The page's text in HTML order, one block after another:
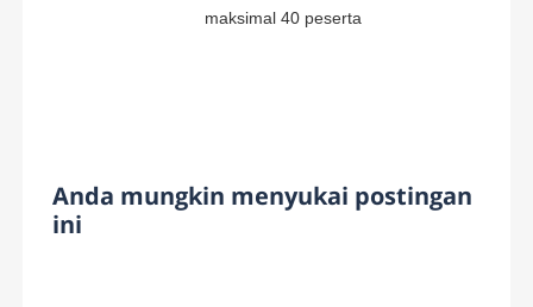
maksimal 40 peserta
Anda mungkin menyukai postingan
ini